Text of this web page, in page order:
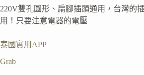
220V雙孔圓形、扁腳插頭通用，台灣的
用！只要注意電器的電壓
泰國實用APP
Grab